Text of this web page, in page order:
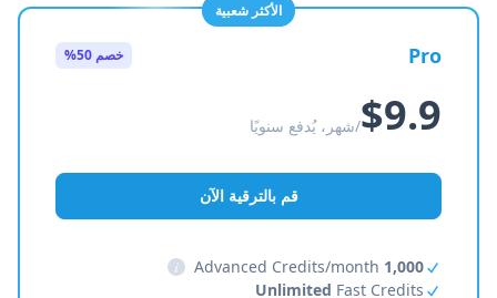
الأكثر شعبية
Pro خصم 50%
$9.9/شهر، يُدفع سنويًا
قم بالترقية الآن
1,000
i
Unlimited Fast Credits